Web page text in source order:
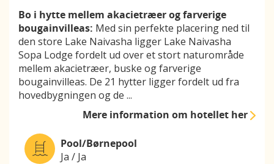
Bo i hytte mellem akacietræer og farverige
bougainvilleas: Med sin perfekte placering ned til
den store Lake Naivasha​ ligger Lake Naivasha
Sopa Lodge fordelt ud over et stort naturområde
mellem akacietræer, buske og farverige
bougainvilleas. De 21 hytter ligger fordelt ud fra
hovedbygningen og de ...
Mere informationom hotellet her
Pool/Børnepool
Ja / Ja